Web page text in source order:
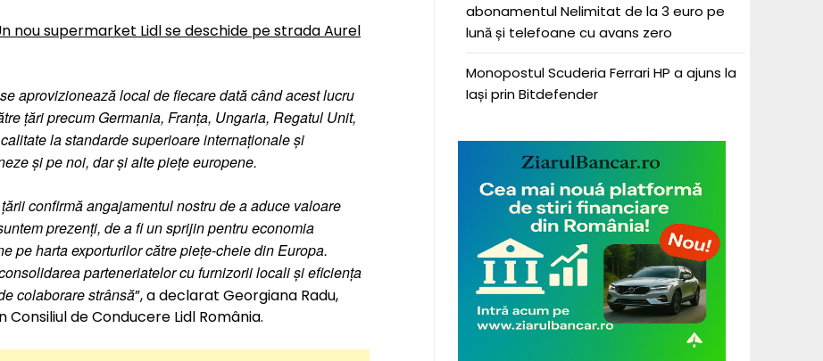
nou supermarket Lidl se deschide pe strada Aurel
aprovizionează local de fiecare dată când acest lucru
țări precum Germania, Franța, Ungaria, Regatul Unit,
la standarde superioare internaționale și
și pe noi, dar și alte piețe europene.
confirmă angajamentul nostru de a aduce valoare
prezenți, de a fi un sprijin pentru economia
pe harta exporturilor către piețe-cheie din Europa.
parteneriatelor cu furnizorii locali și eficiența
colaborare strânsă”, a declarat Georgiana Radu,
de Conducere Lidl România.
abonamentul Nelimitat de la 3 euro pe
lună și telefoane cu avans zero
Monopostul Scuderia Ferrari HP a ajuns la
Iași prin Bitdefender